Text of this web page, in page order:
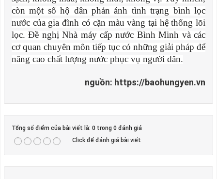
còn một số hộ dân phản ánh tình trạng bình lọc
nước của gia đình có cặn màu vàng tại hệ thống lõi
lọc. Đề nghị Nhà máy cấp nước Bình Minh và các
cơ quan chuyên môn tiếp tục có những giải pháp để
nâng cao chất lượng nước phục vụ người dân.
nguồn: https://baohungyen.vn
Tổng số điểm của bài viết là: 0 trong 0 đánh giá
Click để đánh giá bài viết